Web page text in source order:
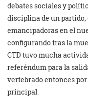
debates sociales y
disciplina de un
emancipadoras en el
configurando tras la
CTD tuvo mucha
referéndum para la
vertebrado entonces
principal.